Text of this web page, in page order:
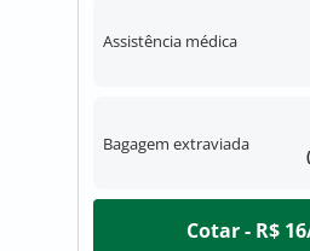
Assistência médica
Bagagem extraviada
Cotar - R$